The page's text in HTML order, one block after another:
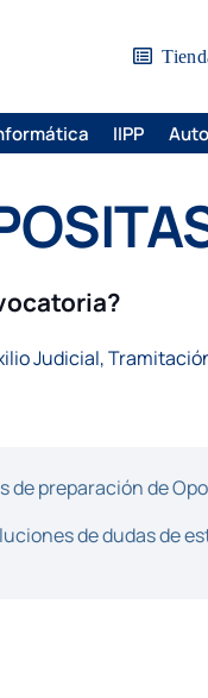
IIPP
Judicial,
de preparación de
de dudas de